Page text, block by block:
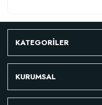
KATEGORİLER
KURUMSAL